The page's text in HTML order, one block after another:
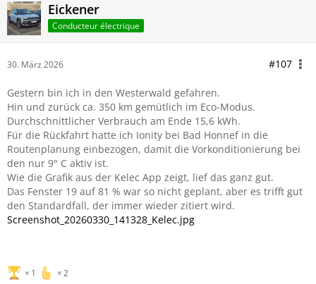
Eickener
Conducteur électrique
30. März 2026 #107
Gestern bin ich in den Westerwald gefahren.
Hin und zurück ca. 350 km gemütlich im Eco-Modus.
Durchschnittlicher Verbrauch am Ende 15,6 kWh.
Für die Rückfahrt hatte ich Ionity bei Bad Honnef in die
Routenplanung einbezogen, damit die Vorkonditionierung bei
den nur 9° C aktiv ist.
Wie die Grafik aus der Kelec App zeigt, lief das ganz gut.
Das Fenster 19 auf 81 % war so nicht geplant, aber es trifft gut
den Standardfall, der immer wieder zitiert wird.
Screenshot_20260330_141328_Kelec.jpg
1 2